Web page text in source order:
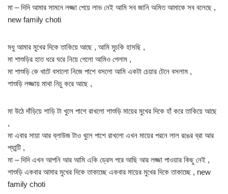
মা – দিদি আমার সামনে লজ্জা পেয়ে লাভ নেই আমি সব জানি অমিত আমাকে সব বলেছে ,
new family choti
মধু আমার মুখের দিকে তাকিয়ে আছে , আমি মুচকি হাসছি ,
মা শাশুড়ির হাত ধরে ঘরে নিয়ে গেলো আমিও গেলাম ,
মা শাশুড়ি কে খাটে বসালো নিজে পাশে বসলো আমি একটা চেয়ার টেনে বসলাম ,
শাশুড়ি লজ্জায় মাথা নিচু করে আছে ,
মা উঠে দাঁড়িয়ে শাড়ি টা খুলে পাশে রাখলো শাশুড়ি মায়ের মুখের দিকে হাঁ করে তাকিয়ে আছে
,
মা এবার সায়া আর ব্লাউজ টাও খুলে পাশে রাখলো এখন মায়ের পরনে লাল রঙের ব্রা আর
প্যান্টি ,
মা – দিদি এখন আপনি আর আমি একি ড্রেস পরে আছি আর লজ্জা পাওয়ার কিছু নেই ,
শাশুড়ি একবার আমার মুখের দিকে তাকাচ্ছে একবার মায়ের মুখের দিকে তাকাচ্ছে , new
family choti